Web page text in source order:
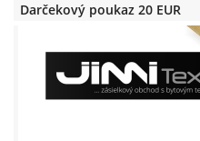
Darčekový poukaz 20 EUR